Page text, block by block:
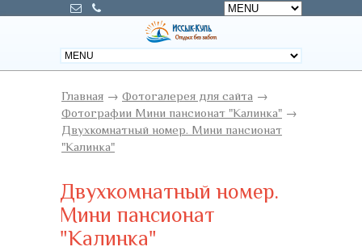
Главная → Фотогалерея для сайта →
Фотографии Мини пансионат "Калинка" →
Двухкомнатный номер. Мини пансионат
"Калинка"
Двухкомнатный номер.
Мини пансионат
"Калинка"